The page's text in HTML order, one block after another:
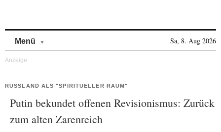
Menü Sa, 8. Aug 2026
RUSSLAND ALS "SPIRITUELLER RAUM"
Putin bekundet offenen Revisionismus: Zurück
zum alten Zarenreich